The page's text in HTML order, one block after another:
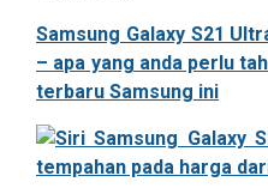
Samsung Galaxy S21
– apa yang anda perlu
terbaru Samsung ini